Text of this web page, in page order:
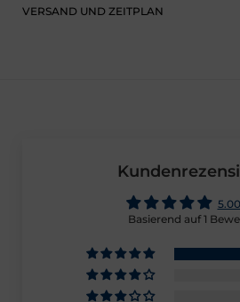
VERSAND UND ZEITPLAN
Basierend auf 1